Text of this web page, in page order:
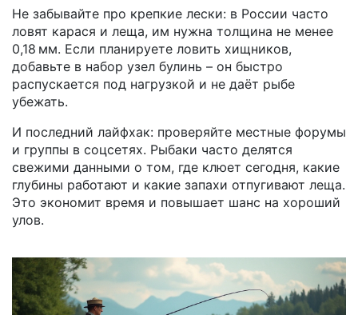
Не забывайте про крепкие лески: в России часто
ловят карася и леща, им нужна толщина не менее
0,18 мм. Если планируете ловить хищников,
добавьте в набор узел булинь – он быстро
распускается под нагрузкой и не даёт рыбе
убежать.
И последний лайфхак: проверяйте местные форумы
и группы в соцсетях. Рыбаки часто делятся
свежими данными о том, где клюет сегодня, какие
глубины работают и какие запахи отпугивают леща.
Это экономит время и повышает шанс на хороший
улов.